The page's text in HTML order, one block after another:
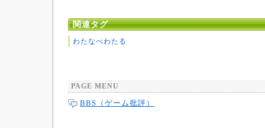
関連タグ
わたなべわたる
PAGE MENU
BBS（ゲーム批評）